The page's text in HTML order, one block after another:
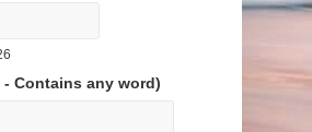
- Contains any word)